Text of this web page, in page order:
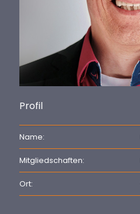
Profil
Name:
Mitgliedschaften:
Ort: